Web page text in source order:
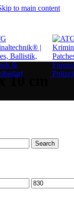
to main content
10 cm
Search
Max.
Preis